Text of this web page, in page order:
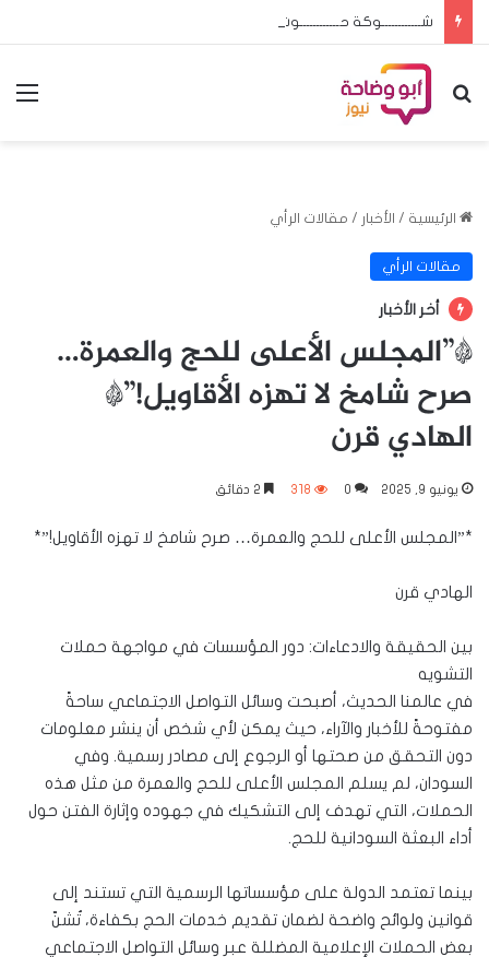
بحث عن
الرئيسية / الأخبار / مقالات الرأي
مقالات الرأي
أخر الأخبار
*”المجلس الأعلى للحج والعمرة…
صرح شامخ لا تهزه الأقاويل!”*
الهادي قرن
يونيو 9, 2025 0
318
*”المجلس الأعلى للحج والعمرة… صرح شامخ لا تهزه الأقاويل!”*
الهادي قرن
بين الحقيقة والادعاءات: دور المؤسسات في مواجهة حملات
التشويه
في عالمنا الحديث، أصبحت وسائل التواصل الاجتماعي ساحةً
مفتوحةً للأخبار والآراء، حيث يمكن لأي شخص أن ينشر معلومات
دون التحقق من صحتها أو الرجوع إلى مصادر رسمية. وفي
السودان، لم يسلم المجلس الأعلى للحج والعمرة من مثل هذه
الحملات، التي تهدف إلى التشكيك في جهوده وإثارة الفتن حول
أداء البعثة السودانية للحج.
بينما تعتمد الدولة على مؤسساتها الرسمية التي تستند إلى
قوانين ولوائح واضحة لضمان تقديم خدمات الحج بكفاءة، تُشنّ
بعض الحملات الإعلامية المضللة عبر وسائل التواصل الاجتماعي